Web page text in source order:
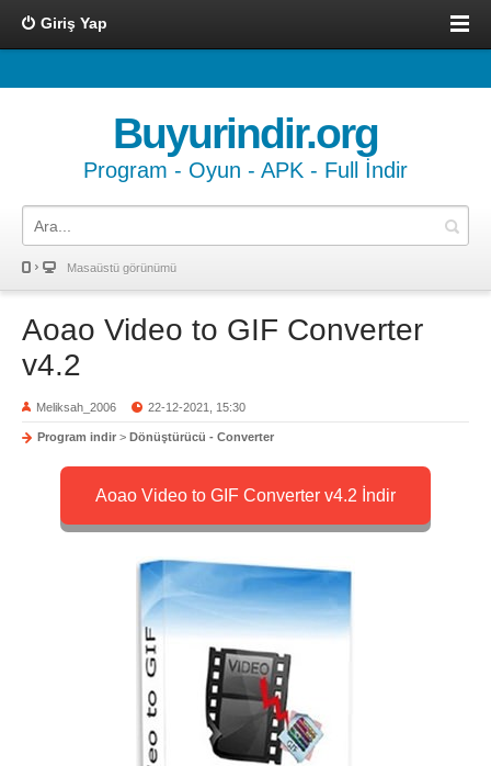
Giriş Yap
Buyurindir.org
Program - Oyun - APK - Full İndir
Masaüstü görünümü
Aoao Video to GIF Converter
v4.2
Meliksah_2006 22-12-2021, 15:30
Program indir > Dönüştürücü - Converter
Aoao Video to GIF Converter v4.2 İndir